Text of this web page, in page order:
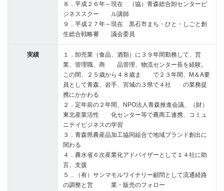
８．平成２６年～現在 （協）青森総合卸センタービ
ジネススクー ル講師
９．平成２７年～現在 黒石市まち・ひと・しごと創
生総合戦略審 議会委員
実績
１．卸売業（食品、酒類）に３９年間勤務して、営
業、管理職、商 品管理、物流センター長を経験。
この間、２５歳から４８歳ま で２３年間、M＆A要
員として青森、岩手、宮城の３県で４社 の業務提
携にかかわる
２．定年前の２年間、NPO法人青森推進会議、（財）
東北産業活性 化センター等で農商工連携、コミュ
ニテイビジネスの学習
３．青森県農産品加工協同組合で地域ブランド創出に
関わる
４．農水省６次産業化アドバイザーとして１４社に助
言、支援
５．（有）サンマモルワイナリー顧問として流通経路
の調整と営 業・販売のフォロー